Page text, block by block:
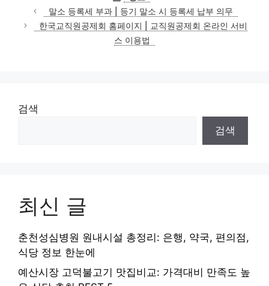
테
고
리
말소 등록세 부과 | 등기 말소 시 등록세 납부 의무
한국교직원공제회 홈페이지 | 교직원공제회 온라인 서비
스 이용법
검색
검색
최신 글
춘천성심병원 원내시설 총정리: 은행, 약국, 편의점,
식당 정보 한눈에
예산시장 고덕불고기 맛집비교: 가격대비 만족도 높